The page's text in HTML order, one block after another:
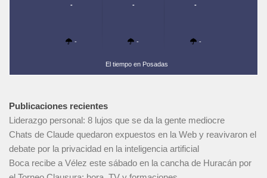
-
-
-
-
-
-
El tiempo en Posadas
Publicaciones recientes
Liderazgo personal: 8 lujos que se da la gente mediocre
Chats de Claude quedaron expuestos en la Web y reavivaron el
debate por la privacidad en la inteligencia artificial
Boca recibe a Vélez este sábado en la cancha de Huracán por